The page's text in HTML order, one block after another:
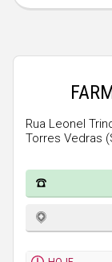
Braga
Coimbra
Évora
Guarda
Leiria
Rua Leonel
Torres Vedras